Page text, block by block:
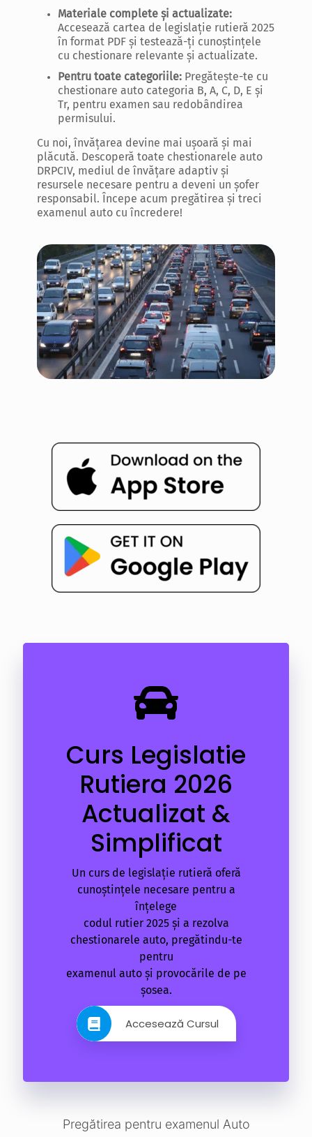
Materiale complete și actualizate:
Accesează cartea de legislație rutieră 2025
în format PDF și testează-ți cunoștințele
cu chestionare relevante și actualizate.
Pentru toate categoriile: Pregătește-te cu
chestionare auto categoria B, A, C, D, E și
Tr, pentru examen sau redobândirea
permisului.
Cu noi, învățarea devine mai ușoară și mai
plăcută. Descoperă toate chestionarele auto
DRPCIV, mediul de învățare adaptiv și
resursele necesare pentru a deveni un șofer
responsabil. Începe acum pregătirea și treci
examenul auto cu încredere!
Curs Legislatie
Rutiera 2026
Actualizat &
Simplificat
Un curs de legislație rutieră oferă
cunoștințele necesare pentru a
înțelege
codul rutier 2025 și a rezolva
chestionarele auto, pregătindu-te
pentru
examenul auto și provocările de pe
șosea.
Accesează Cursul
Pregătirea pentru examenul Auto